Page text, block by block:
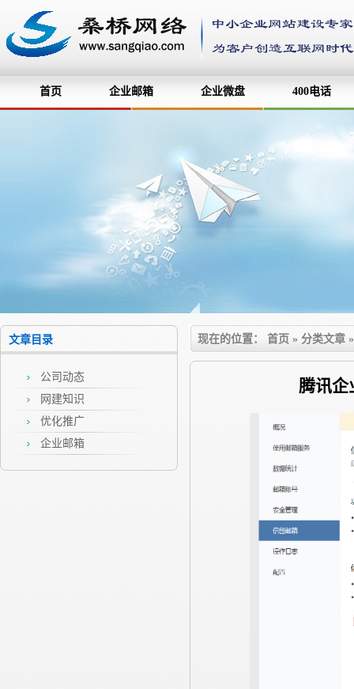
首页 企业邮箱 企业微盘 400电话
文章目录
公司动态
网建知识
优化推广
企业邮箱
现在的位置： 首页 » 分类文章
腾讯